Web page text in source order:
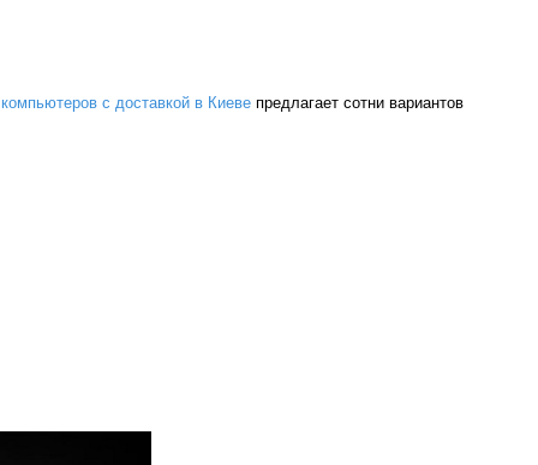
компьютеров с доставкой в Киеве предлагает сотни вариантов